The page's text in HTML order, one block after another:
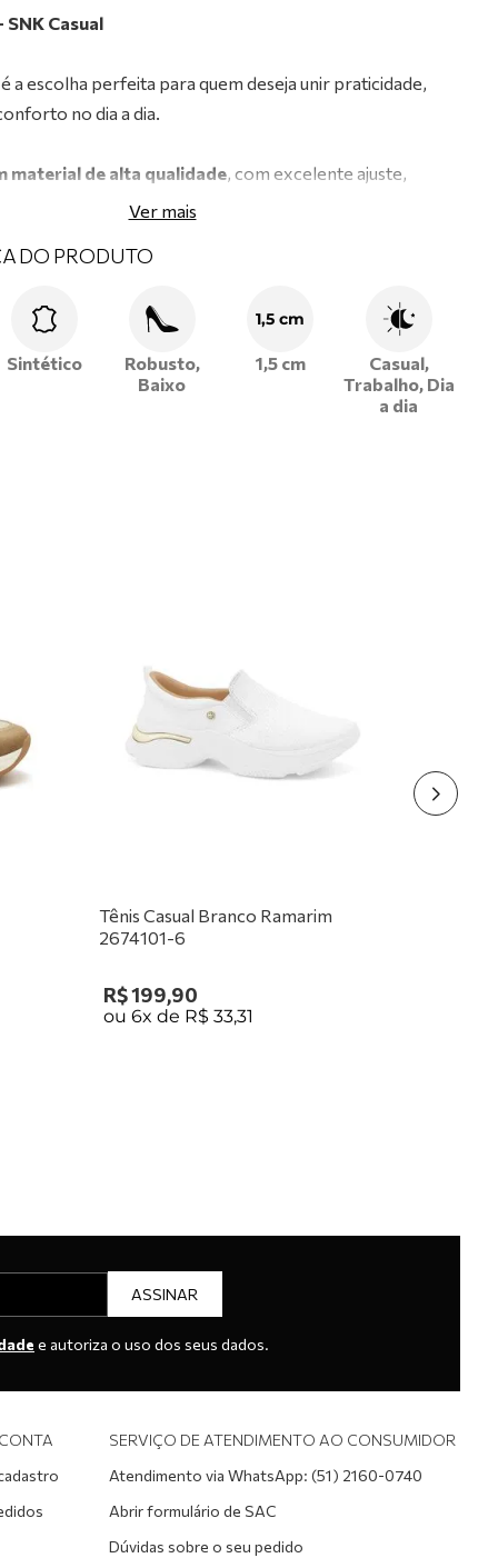
SNK Casual
a escolha perfeita para quem deseja unir praticidade,
no dia a dia.
material de alta qualidade, com excelente ajuste,
duradouro.
uso.
, que agrega charme e personalidade ao modelo.
, garantindo conforto prolongado e absorção de
Ver mais
DO PRODUTO
Sintético
Robusto,
Baixo
1,5 cm
1,5 cm
Casual,
Trabalho, Dia
a dia
Tênis Casual Branco Ramarim
2674101-6
R$199,90
ou6x de R$ 33,31
ASSINAR
e autoriza o uso dos seus dados.
SERVIÇO DE ATENDIMENTO AO CONSUMIDOR
Atendimento via WhatsApp: (51) 2160-0740
Abrir formulário de SAC
Dúvidas sobre o seu pedido